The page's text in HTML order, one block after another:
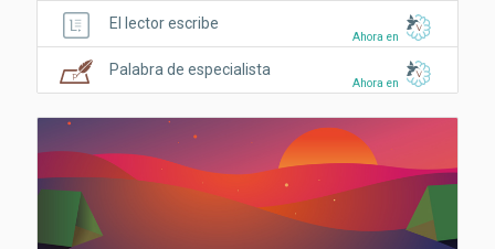
Ahora en
El lector escribe
Ahora en
Palabra de especialista